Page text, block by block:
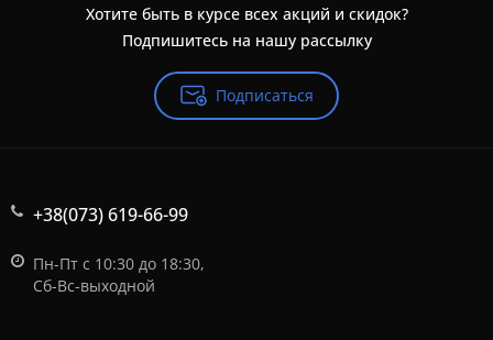
Хотите быть в курсе всех акций и скидок?
Подпишитесь на нашу рассылку
Подписаться
+38(073) 619-66-99
Пн-Пт с 10:30 до 18:30,
Сб-Вс-выходной